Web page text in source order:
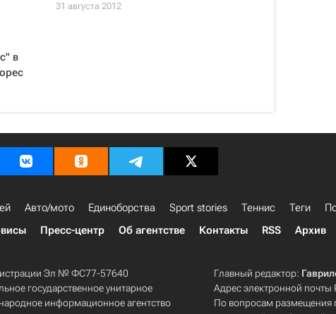
31 августа 2012
в
Авто/мото Единоборства Sport stories Теннис Теги
Пресс-центр Об агентстве Контакты RSS Архив
Эл № ФС77-57640
государственное унитарное
информационное агентство
Главный редактор:
Адрес электронной почты
По вопросам размещения